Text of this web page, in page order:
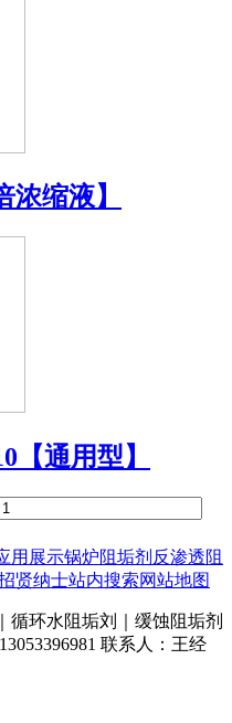
缩液】
【通用型】
用展示锅炉阻垢剂 反渗透阻
贤纳士站内搜索网站地图
循环水阻垢刘｜缓蚀阻垢剂
联系人：王经